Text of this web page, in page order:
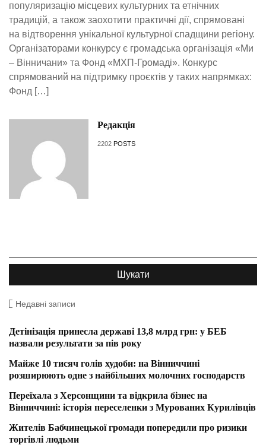
популяризацію місцевих культурних та етнічних
традицій, а також заохотити практичні дії, спрямовані
на відтворення унікальної культурної спадщини регіону.
Організаторами конкурсу є громадська організація «Ми
– Вінничани» та Фонд «МХП-Громаді». Конкурс
спрямований на підтримку проєктів у таких напрямках:
Фонд […]
Редакція
2202 POSTS
Недавні записи
Детінізація принесла державі 13,8 млрд грн: у БЕБ
назвали результати за пів року
Майже 10 тисяч голів худоби: на Вінниччині
розширюють одне з найбільших молочних господарств
Переїхала з Херсонщини та відкрила бізнес на
Вінниччині: історія переселенки з Мурованих Курилівців
Жителів Бабчинецької громади попередили про ризики
торгівлі людьми